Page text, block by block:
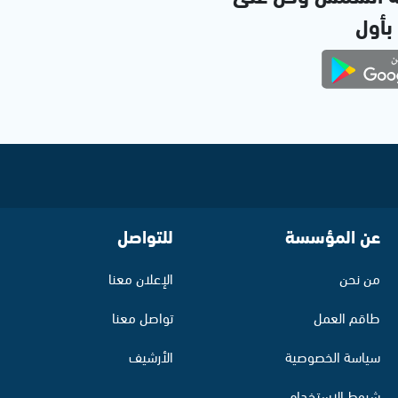
بأول
عن المؤسسة
من نحن
طاقم العمل
سياسة الخصوصية
للتواصل
الإعلان معنا
تواصل معنا
الأرشيف